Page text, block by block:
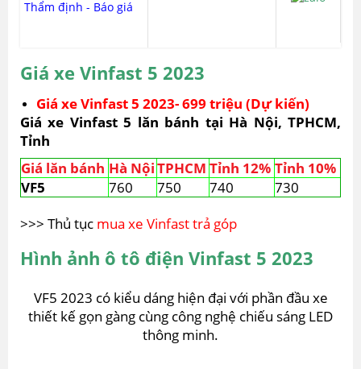
Thẩm định - Báo giá
Giá xe Vinfast 5 2023
Giá xe Vinfast 5 2023- 699 triệu (Dự kiến)
Giá xe Vinfast 5 lăn bánh tại Hà Nội, TPHCM,
Tỉnh
Giá lăn bánh Hà NộiTPHCM Tỉnh 12% Tỉnh 10%
VF5
760 750 740
730
>>> Thủ tục mua xe Vinfast trả góp
Hình ảnh ô tô điện Vinfast 5 2023
VF5 2023 có kiểu dáng hiện đại với phần đầu xe
thiết kế gọn gàng cùng công nghệ chiếu sáng LED
thông minh.